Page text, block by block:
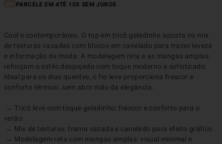
PARCELE EM ATÉ 10X SEM JUROS
Cool e contemporâneo. O top em tricô geladinho aposta no mix
de texturas vazadas com blocos em canelado para trazer leveza
e informação de moda. A modelagem reta e as mangas amplas
reforçam o estilo despojado com toque moderno e sofisticado.
Ideal para os dias quentes, o fio leve proporciona frescor e
conforto térmico, sem abrir mão da elegância.
verão